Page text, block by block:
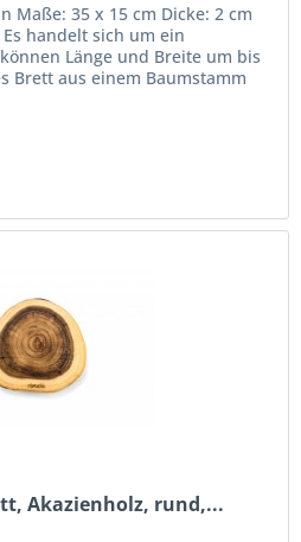
Maße: 35 x 15 cm Dicke: 2 cm
handelt sich um ein
Länge und Breite um bis
Brett aus einem Baumstamm
Akazienholz, rund,...